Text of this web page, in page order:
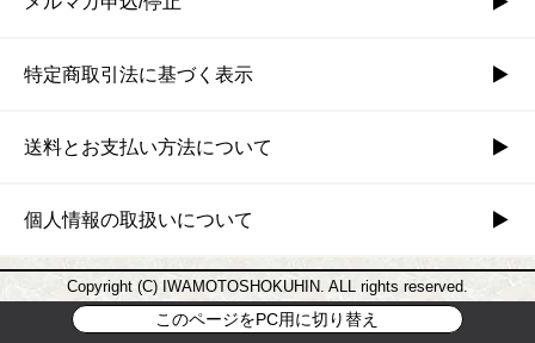
特定商取引法に基づく表示
送料とお支払い方法について
個人情報の取扱いについて
Copyright (C) IWAMOTOSHOKUHIN. ALL rights reserved.
このページをPC用に切り替え